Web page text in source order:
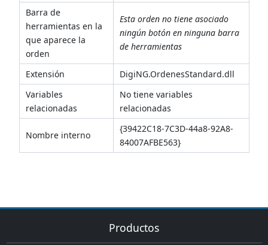
Barra de
herramientas en la
que aparece la
orden
Esta orden no tiene asociado
ningún botón en ninguna barra
de herramientas
Extensión
DigiNG.OrdenesStandard.dll
Variables
relacionadas
No tiene variables
relacionadas
Nombre interno
{39422C18-7C3D-44a8-92A8-
84007AFBE563}
Productos